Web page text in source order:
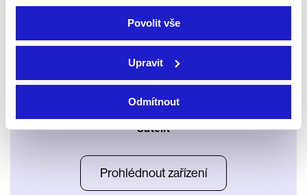
Povolit vše
Upravit
Odmítnout
Satelit
Prohlédnout zařízení